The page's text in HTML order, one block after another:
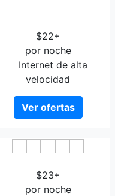
$22+
por noche
Ver ofertas
$23+
por noche